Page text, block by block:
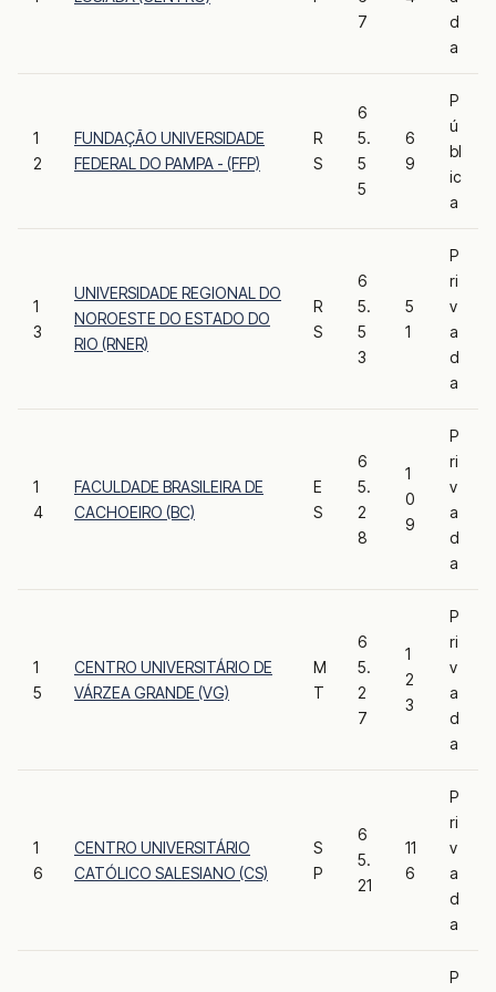
7
d
a
1
2
FUNDAÇÃO UNIVERSIDADE
FEDERAL DO PAMPA - (FFP)
R
S
6
5.
5
5
6
9
P
ú
bl
ic
a
1
3
UNIVERSIDADE REGIONAL DO
NOROESTE DO ESTADO DO
RIO (RNER)
R
S
6
5.
5
3
5
1
P
ri
v
a
d
a
1
4
FACULDADE BRASILEIRA DE
CACHOEIRO (BC)
E
S
6
5.
2
8
1
0
9
P
ri
v
a
d
a
1
5
CENTRO UNIVERSITÁRIO DE
VÁRZEA GRANDE (VG)
M
T
6
5.
2
7
1
2
3
P
ri
v
a
d
a
1
6
CENTRO UNIVERSITÁRIO
CATÓLICO SALESIANO (CS)
S
P
6
5.
21
11
6
P
ri
v
a
d
a
P